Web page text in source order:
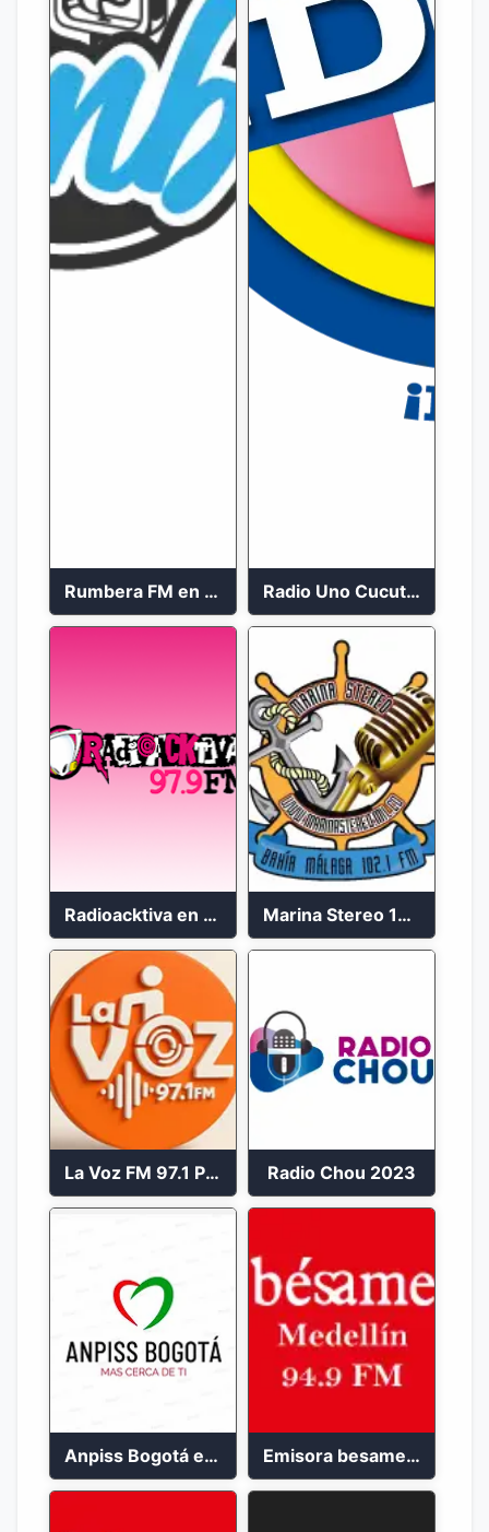
Rumbera FM en vivo 24/7 Radio Uno Cucuta 91.7 FM
Radioacktiva en vivo 97.9 FM Marina Stereo 102.1 FM
La Voz FM 97.1 Popayán en Vivo Radio Chou 2023
Anpiss Bogotá emisora 2023 Emisora besame medellín 2023